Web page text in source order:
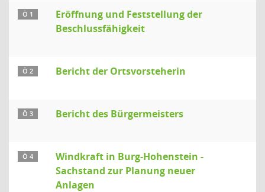
Ö 1
Eröffnung und Feststellung der
Beschlussfähigkeit
Ö 2 Bericht der Ortsvorsteherin
Ö 3 Bericht des Bürgermeisters
Ö 4
Windkraft in Burg-Hohenstein -
Sachstand zur Planung neuer
Anlagen